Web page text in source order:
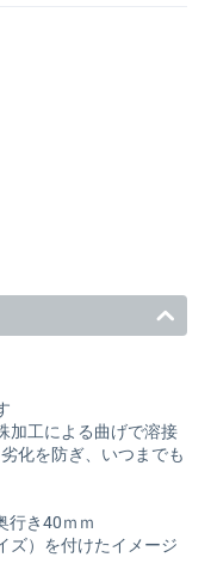
加工による曲げで溶接
化を防ぎ、いつまでも
き40ｍｍ
ズ）を付けたイメージ